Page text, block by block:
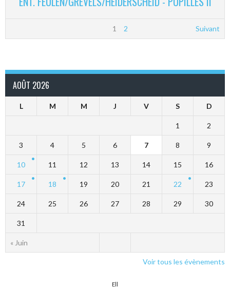
1 2 Suivant
AOÛT 2026
L M M J V S D
« Juin
1 2
3 4 5 6 7 8 9
10 11 12 13 14 15 16
17 18 19 20 21 22 23
24 25 26 27 28 29 30
31
Voir tous les évènements
Ell